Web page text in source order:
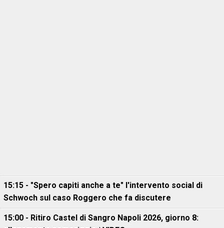
15:15 - "Spero capiti anche a te" l'intervento social di
Schwoch sul caso Roggero che fa discutere
15:00 - Ritiro Castel di Sangro Napoli 2026, giorno 8: